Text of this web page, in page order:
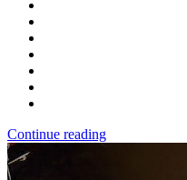
Continue reading